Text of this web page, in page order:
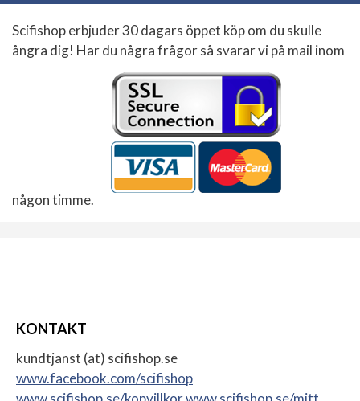
Scifishop erbjuder 30 dagars öppet köp om du skulle
ångra dig! Har du några frågor så svarar vi på mail inom
någon timme.
KONTAKT
kundtjanst (at) scifishop.se
www.facebook.com/scifishop